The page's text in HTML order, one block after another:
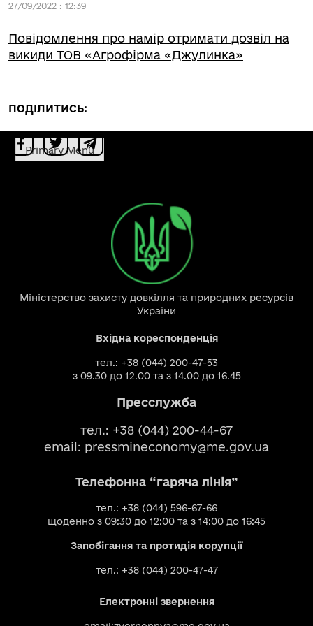
27/09/2022 : 12:39
Повідомлення про намір отримати дозвіл на
викиди ТОВ «Агрофірма «Джулинка»
ПОДІЛИТИСЬ:
Primary Menu
Міністерство захисту довкілля та природних ресурсів
України
Вхідна кореспонденція
тел.: +38 (044) 200-47-53
з 09.30 до 12.00 та з 14.00 до 16.45
Пресслужба
тел.: +38 (044) 200-44-67
email: pressmineconomy@me.gov.ua
Телефонна “гаряча лінія”
тел.: +38 (044) 596-67-66
щоденно з 09:30 до 12:00 та з 14:00 до 16:45
Запобігання та протидія корупції
тел.: +38 (044) 200-47-47
Електронні звернення